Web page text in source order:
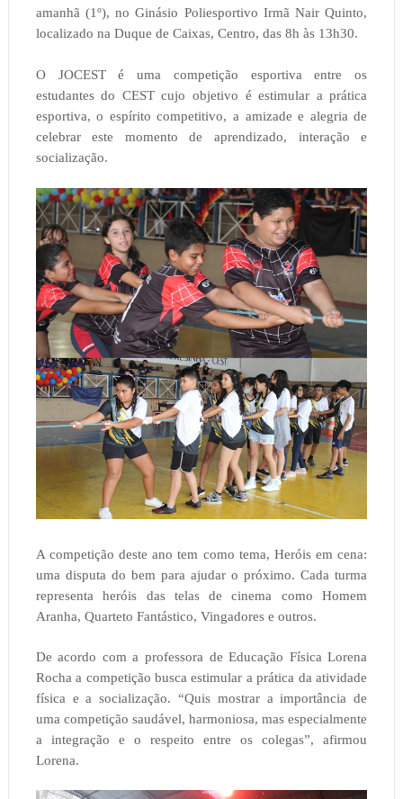
amanhã (1º), no Ginásio Poliesportivo Irmã Nair Quinto,
localizado na Duque de Caixas, Centro, das 8h às 13h30.
O JOCEST é uma competição esportiva entre os
estudantes do CEST cujo objetivo é estimular a prática
esportiva, o espírito competitivo, a amizade e alegria de
celebrar este momento de aprendizado, interação e
socialização.
A competição deste ano tem como tema, Heróis em cena:
uma disputa do bem para ajudar o próximo. Cada turma
representa heróis das telas de cinema como Homem
Aranha, Quarteto Fantástico, Vingadores e outros.
De acordo com a professora de Educação Física Lorena
Rocha a competição busca estimular a prática da atividade
física e a socialização. “Quis mostrar a importância de
uma competição saudável, harmoniosa, mas especialmente
a integração e o respeito entre os colegas”, afirmou
Lorena.